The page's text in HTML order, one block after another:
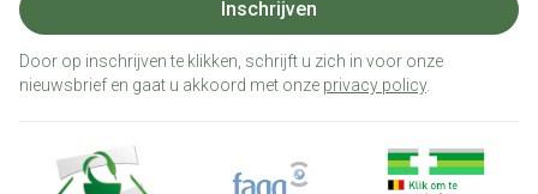
Inschrijven
Door op inschrijven te klikken, schrijft u zich in voor onze
nieuwsbrief en gaat u akkoord met onze privacy policy.